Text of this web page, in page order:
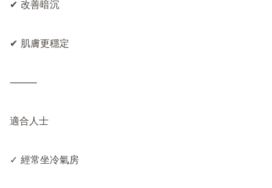
✔ 改善暗沉
✔ 肌膚更穩定
⸻
適合人士
✓ 經常坐冷氣房